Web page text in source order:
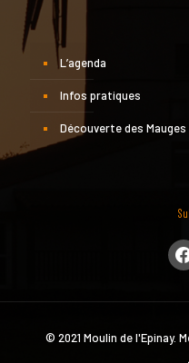
L’agenda
Infos pratiques
Découverte des Mauges
© 2021 Moulin de l'Epinay.